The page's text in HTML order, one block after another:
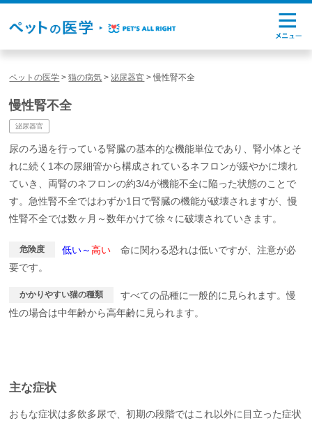
ペットの医学 >猫の病気 >泌尿器官 >慢性腎不全
慢性腎不全
泌尿器官
尿のろ過を行っている腎臓の基本的な機能単位であり、腎小体とそ
れに続く1本の尿細管から構成されているネフロンが緩やかに壊れ
ていき、両腎のネフロンの約3/4が機能不全に陥った状態のことで
す。急性腎不全ではわずか1日で腎臓の機能が破壊されますが、慢
性腎不全では数ヶ月～数年かけて徐々に破壊されていきます。
危険度 低い～高い 命に関わる恐れは低いですが、注意が必
要です。
かかりやすい猫の種類
すべての品種に一般的に見られます。慢
性の場合は中年齢から高年齢に見られます。
主な症状
おもな症状は多飲多尿で、初期の段階ではこれ以外に目立った症状